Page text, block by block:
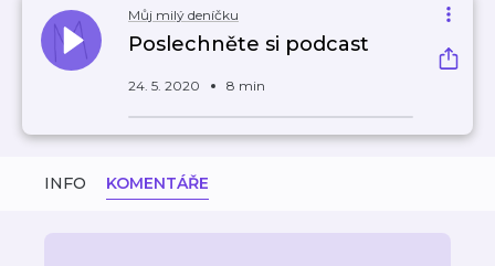
Můj milý deníčku
Poslechněte si podcast
24. 5. 2020 8 min
INFO KOMENTÁŘE